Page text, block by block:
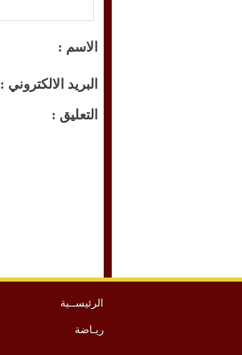
الاسم :
البريد الالكتروني :
التعليق :
الرئيســية
ريـاضة